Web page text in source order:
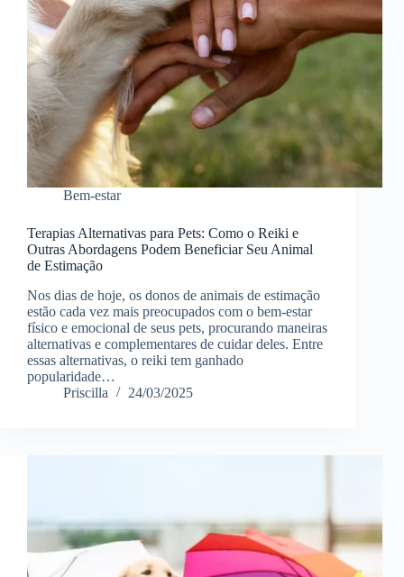
Bem-estar
Terapias Alternativas para Pets: Como o Reiki e
Outras Abordagens Podem Beneficiar Seu Animal
de Estimação
Nos dias de hoje, os donos de animais de estimação
estão cada vez mais preocupados com o bem-estar
físico e emocional de seus pets, procurando maneiras
alternativas e complementares de cuidar deles. Entre
essas alternativas, o reiki tem ganhado
popularidade…
Priscilla
24/03/2025